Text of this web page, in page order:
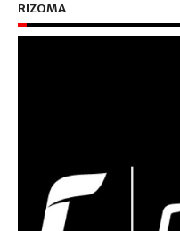
RIZOMA